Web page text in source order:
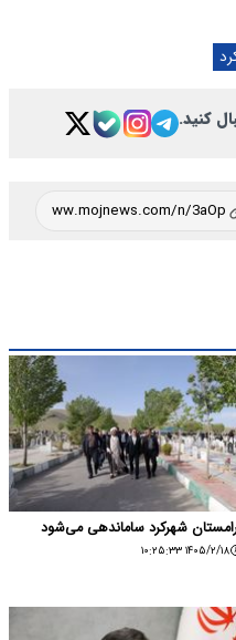
کنید.
شهرکرد ساماندهی می‌شود
۱۴۰۵/۲/۱۸ ۱۰:۲۵:۳۳